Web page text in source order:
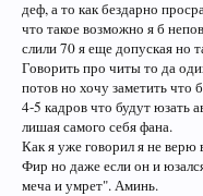
деф, а то как бездарно
что такое возможно я б
слили 70 я еще допуская но
Говорить про читы то да
потов но хочу заметить что
4-5 кадров что будут юзать
лишая самого себя фана.
Как я уже говорил я не верю
Фир но даже если он и
меча и умрет". Аминь.